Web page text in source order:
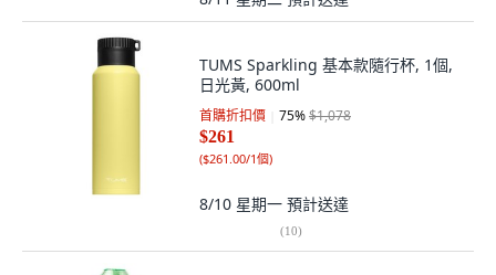
TUMS Sparkling 基本款隨行杯, 1個,
日光黃, 600ml
首購折扣價 75%$1,078
$261
($261.00/1個)
8/10 星期一 預計送達
(10)